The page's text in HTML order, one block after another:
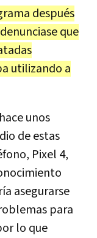
después
que
utilizando a
unos
de estas
Pixel 4,
asegurarse
para
lo que